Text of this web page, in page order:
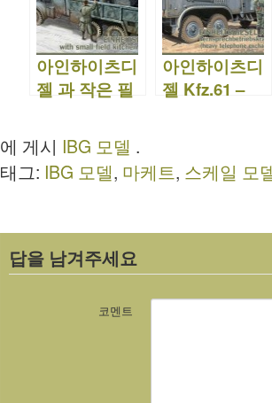
아인하이츠디
젤 과 작은 필
– IBG 35007
아인하이츠디
젤 Kfz.61 –
에 게시 IBG 모델 .
태그: IBG 모델, 마케트, 스케일 모
답을 남겨주세요
코멘트